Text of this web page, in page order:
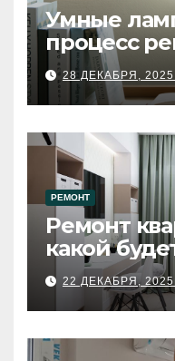
Умные
процесс
28 ДЕКАБРЯ, 2025
РЕМОНТ
Ремонт
какой
22 ДЕКАБРЯ, 2025